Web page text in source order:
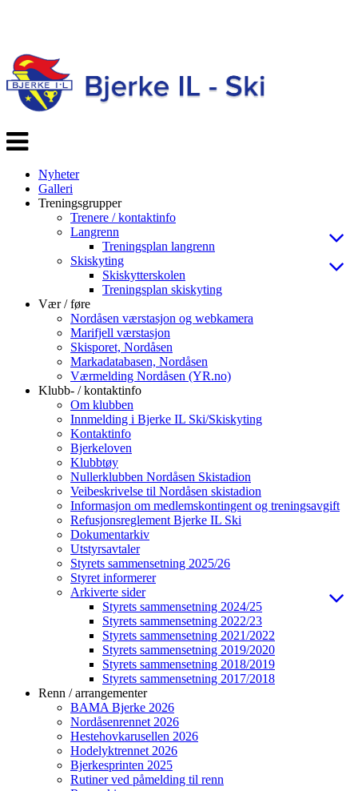
Veksle
navigasjon
Nyheter
Galleri
Treningsgrupper
Trenere / kontaktinfo
Langrenn
Treningsplan langrenn
Skiskyting
Skiskytterskolen
Treningsplan skiskyting
Vær / føre
Nordåsen værstasjon og webkamera
Marifjell værstasjon
Skisporet, Nordåsen
Markadatabasen, Nordåsen
Værmelding Nordåsen (YR.no)
Klubb- / kontaktinfo
Om klubben
Innmelding i Bjerke IL Ski/Skiskyting
Kontaktinfo
Bjerkeloven
Klubbtøy
Nullerklubben Nordåsen Skistadion
Veibeskrivelse til Nordåsen skistadion
Informasjon om medlemskontingent og treningsavgift
Refusjonsreglement Bjerke IL Ski
Dokumentarkiv
Utstyrsavtaler
Styrets sammensetning 2025/26
Styret informerer
Arkiverte sider
Styrets sammensetning 2024/25
Styrets sammensetning 2022/23
Styrets sammensetning 2021/2022
Styrets sammensetning 2019/2020
Styrets sammensetning 2018/2019
Styrets sammensetning 2017/2018
Renn / arrangementer
BAMA Bjerke 2026
Nordåsenrennet 2026
Hestehovkarusellen 2026
Hodelyktrennet 2026
Bjerkesprinten 2025
Rutiner ved påmelding til renn